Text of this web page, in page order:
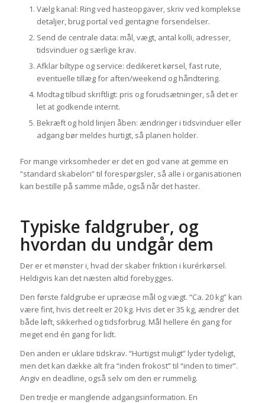
Vælg kanal: Ring ved hasteopgaver, skriv ved komplekse
detaljer, brug portal ved gentagne forsendelser.
Send de centrale data: mål, vægt, antal kolli, adresser,
tidsvinduer og særlige krav.
Afklar biltype og service: dedikeret kørsel, fast rute,
eventuelle tillæg for aften/weekend og håndtering.
Modtag tilbud skriftligt: pris og forudsætninger, så det er
let at godkende internt.
Bekræft og hold linjen åben: ændringer i tidsvinduer eller
adgang bør meldes hurtigt, så planen holder.
For mange virksomheder er det en god vane at gemme en
“standard skabelon” til forespørgsler, så alle i organisationen
kan bestille på samme måde, også når det haster.
Typiske faldgruber, og
hvordan du undgår dem
Der er et mønster i, hvad der skaber friktion i kurérkørsel.
Heldigvis kan det næsten altid forebygges.
Den første faldgrube er upræcise mål og vægt. “Ca. 20 kg” kan
være fint, hvis det reelt er 20 kg. Hvis det er 35 kg, ændrer det
både løft, sikkerhed og tidsforbrug. Mål hellere én gang for
meget end én gang for lidt.
Den anden er uklare tidskrav. “Hurtigst muligt” lyder tydeligt,
men det kan dække alt fra “inden frokost” til “inden to timer”.
Angiv en deadline, også selv om den er rummelig.
Den tredje er manglende adgangsinformation. En